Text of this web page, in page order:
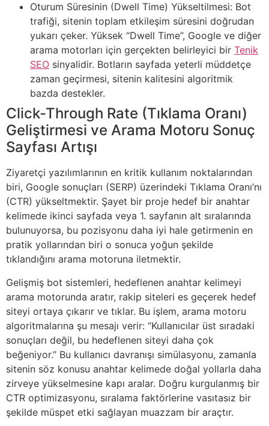
Oturum Süresinin (Dwell Time) Yükseltilmesi: Bot
trafiği, sitenin toplam etkileşim süresini doğrudan
yukarı çeker. Yüksek “Dwell Time”, Google ve diğer
arama motorları için gerçekten belirleyici bir Tenik
SEO sinyalidir. Botların sayfada yeterli müddetçe
zaman geçirmesi, sitenin kalitesini algoritmik
bazda destekler.
Click-Through Rate (Tıklama Oranı)
Geliştirmesi ve Arama Motoru Sonuç
Sayfası Artışı
Ziyaretçi yazılımlarının en kritik kullanım noktalarından
biri, Google sonuçları (SERP) üzerindeki Tıklama Oranı’nı
(CTR) yükseltmektir. Şayet bir proje hedef bir anahtar
kelimede ikinci sayfada veya 1. sayfanın alt sıralarında
bulunuyorsa, bu pozisyonu daha iyi hale getirmenin en
pratik yollarından biri o sonuca yoğun şekilde
tıklandığını arama motoruna iletmektir.
Gelişmiş bot sistemleri, hedeflenen anahtar kelimeyi
arama motorunda aratır, rakip siteleri es geçerek hedef
siteyi ortaya çıkarır ve tıklar. Bu işlem, arama motoru
algoritmalarına şu mesajı verir: “Kullanıcılar üst sıradaki
sonuçları değil, bu hedeflenen siteyi daha çok
beğeniyor.” Bu kullanıcı davranışı simülasyonu, zamanla
sitenin söz konusu anahtar kelimede doğal yollarla daha
zirveye yükselmesine kapı aralar. Doğru kurgulanmış bir
CTR optimizasyonu, sıralama faktörlerine vasıtasız bir
şekilde müspet etki sağlayan muazzam bir araçtır.